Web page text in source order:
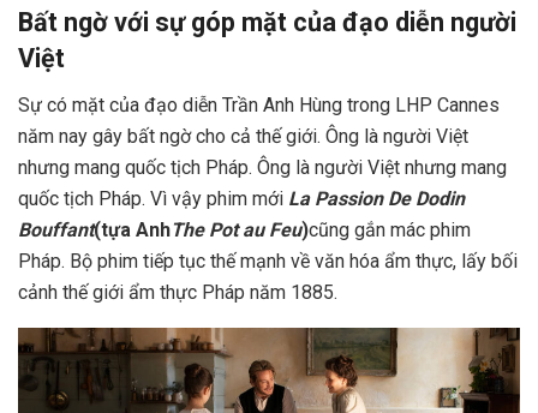
Bất ngờ với sự góp mặt của đạo diễn người
Việt
Sự có mặt của đạo diễn Trần Anh Hùng trong LHP Cannes
năm nay gây bất ngờ cho cả thế giới. Ông là người Việt
nhưng mang quốc tịch Pháp. Ông là người Việt nhưng mang
quốc tịch Pháp. Vì vậy phim mới La Passion De Dodin
Bouffant(tựa AnhThe Pot au Feu)cũng gắn mác phim
Pháp. Bộ phim tiếp tục thế mạnh về văn hóa ẩm thực, lấy bối
cảnh thế giới ẩm thực Pháp năm 1885.